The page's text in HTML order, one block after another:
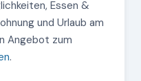
Essen &
und Urlaub am
Angebot zum
.